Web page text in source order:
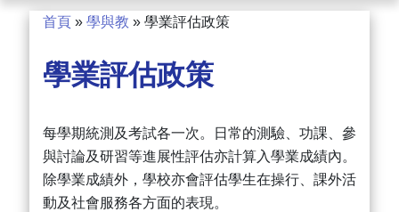
首頁 » 學與教 » 學業評估政策
學業評估政策
每學期統測及考試各一次。日常的測驗、功課、參
與討論及研習等進展性評估亦計算入學業成績內。
除學業成績外，學校亦會評估學生在操行、課外活
動及社會服務各方面的表現。